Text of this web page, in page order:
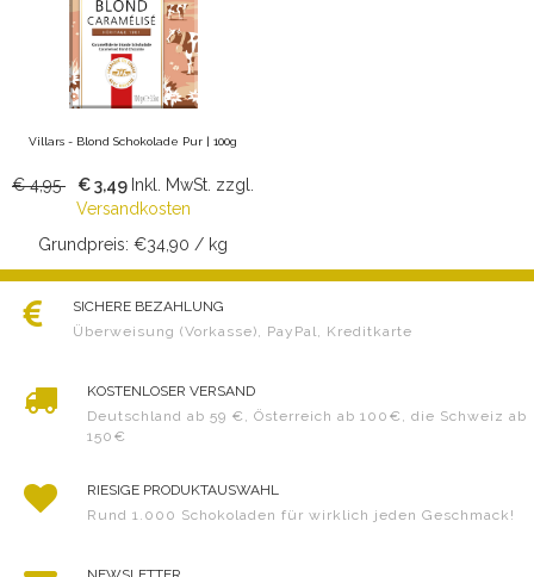
Villars - Blond Schokolade Pur | 100g
€ 4,95 € 3,49 Inkl. MwSt. zzgl.
Versandkosten
Grundpreis: €34,90 / kg
SICHERE BEZAHLUNG
Überweisung (Vorkasse), PayPal, Kreditkarte
KOSTENLOSER VERSAND
Deutschland ab 59 €, Österreich ab 100€, die Schweiz ab
150€
RIESIGE PRODUKTAUSWAHL
Rund 1.000 Schokoladen für wirklich jeden Geschmack!